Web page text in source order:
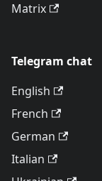
Matrix
Telegram chat
English
French
German
Italian